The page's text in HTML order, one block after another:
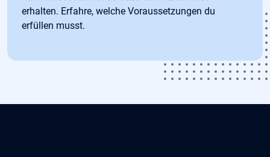
erhalten. Erfahre, welche Voraussetzungen du
erfüllen musst.